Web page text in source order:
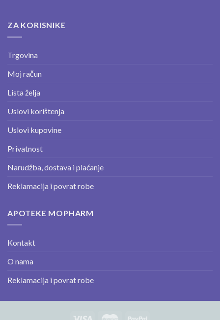
ZA KORISNIKE
Trgovina
Moj račun
Lista želja
Uslovi korištenja
Uslovi kupovine
Privatnost
Narudžba, dostava i plaćanje
Reklamacija i povrat robe
APOTEKE MOPHARM
Kontakt
O nama
Reklamacija i povrat robe